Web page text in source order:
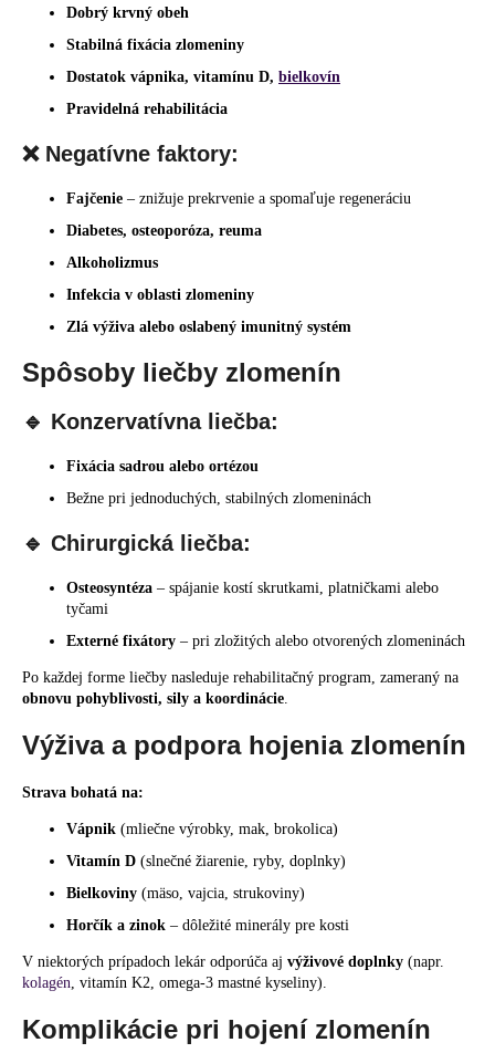
Dobrý krvný obeh
Stabilná fixácia zlomeniny
Dostatok vápnika, vitamínu D, bielkovín
Pravidelná rehabilitácia
❌ Negatívne faktory:
Fajčenie – znižuje prekrvenie a spomaľuje regeneráciu
Diabetes, osteoporóza, reuma
Alkoholizmus
Infekcia v oblasti zlomeniny
Zlá výživa alebo oslabený imunitný systém
Spôsoby liečby zlomenín
🔹 Konzervatívna liečba:
Fixácia sadrou alebo ortézou
Bežne pri jednoduchých, stabilných zlomeninách
🔹 Chirurgická liečba:
Osteosyntéza – spájanie kostí skrutkami, platničkami alebo
tyčami
Externé fixátory – pri zložitých alebo otvorených zlomeninách
Po každej forme liečby nasleduje rehabilitačný program, zameraný na
obnovu pohyblivosti, sily a koordinácie.
Výživa a podpora hojenia zlomenín
Strava bohatá na:
Vápnik (mliečne výrobky, mak, brokolica)
Vitamín D (slnečné žiarenie, ryby, doplnky)
Bielkoviny (mäso, vajcia, strukoviny)
Horčík a zinok – dôležité minerály pre kosti
V niektorých prípadoch lekár odporúča aj výživové doplnky (napr.
kolagén, vitamín K2, omega-3 mastné kyseliny).
Komplikácie pri hojení zlomenín